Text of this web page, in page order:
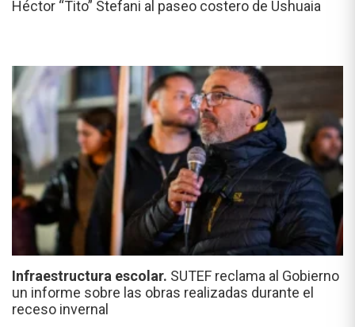
Héctor “Tito” Stefani al paseo costero de Ushuaia
Infraestructura escolar. SUTEF reclama al Gobierno
un informe sobre las obras realizadas durante el
receso invernal